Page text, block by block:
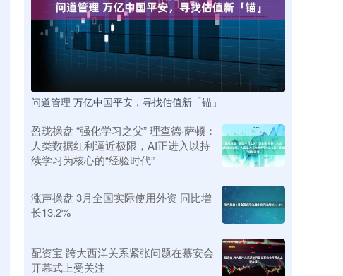
问道管理 万亿中国平安，寻找估值新「锚」
盈珑操盘 “强化学习之父” 理查德·萨顿：
人类数据红利逼近极限，AI正进入以持
续学习为核心的“经验时代”
涨声操盘 3月全国实际使用外资 同比增
长13.2%
配资宝 跨大西洋关系紧张问题在慕安会
开幕式上受关注